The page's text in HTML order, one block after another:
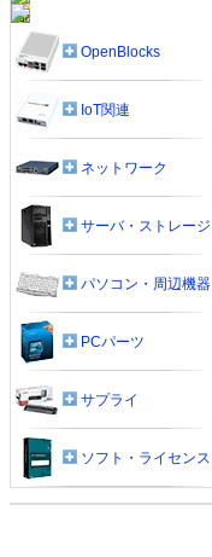
OpenBlocks
IoT関連
ネットワーク
サーバ・ストレージ
パソコン・周辺機器
PCパーツ
サプライ
ソフト・ライセンス